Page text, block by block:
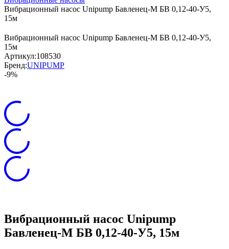
Вибрационный насос Unipump Бавленец-М БВ 0,12-40-У5,
15м
Вибрационный насос Unipump Бавленец-М БВ 0,12-40-У5,
15м
Артикул:108530
Бренд:UNIPUMP
-9%
Вибрационный насос Unipump
Бавленец-М БВ 0,12-40-У5, 15м